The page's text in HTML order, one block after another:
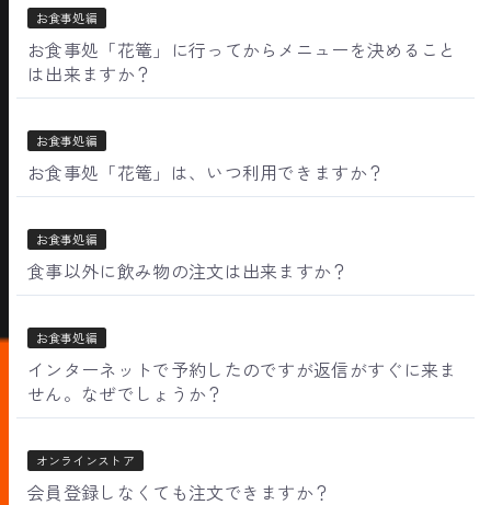
お食事処編
お食事処「花篭」に行ってからメニューを決めること
は出来ますか？
お食事処編
お食事処「花篭」は、いつ利用できますか？
お食事処編
食事以外に飲み物の注文は出来ますか？
お食事処編
インターネットで予約したのですが返信がすぐに来ま
せん。なぜでしょうか？
オンラインストア
会員登録しなくても注文できますか？